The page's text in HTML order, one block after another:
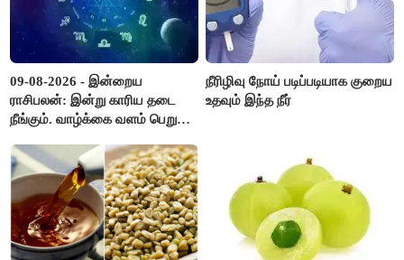
09-08-2026 - இன்றைய
ராசிபலன்: இன்று காரிய தடை
நீங்கும். வாழ்க்கை வளம் பெறும்.
எடைபோடுவது நல்லது..!
நீரிழிவு நோய் படிப்படியாக குறைய
உதவும் இந்த நீர்